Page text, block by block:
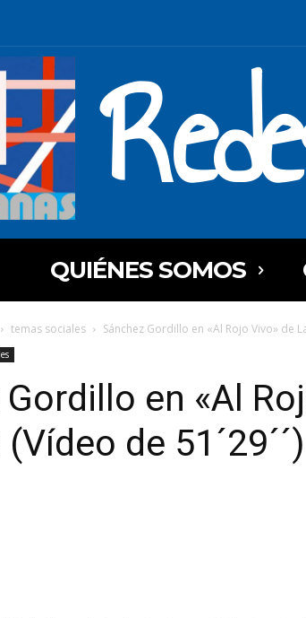
QUIÉNES SOMOS
temas sociales Sánchez Gordillo en «Al Rojo Vivo» de
en «Al
de 51´29´´)